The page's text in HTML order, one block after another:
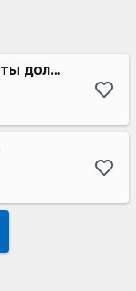
Ты должна рядом быть, ты должна всё простить